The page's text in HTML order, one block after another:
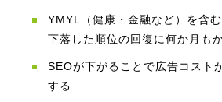
YMYL（健康・金融など）を含む
下落した順位の回復に何か月も
SEOが下がることで広告コスト
する